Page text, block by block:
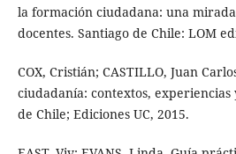
la formación ciudadana: una
docentes. Santiago de Chile: LOM
COX, Cristián; CASTILLO, Juan
ciudadanía: contextos, experiencias
de Chile; Ediciones UC, 2015.